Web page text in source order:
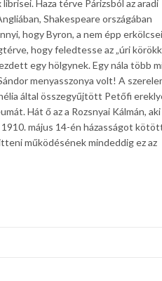
Haza térve Párizsból az aradi
Shakespeare országában
hogy Byron, a nem épp
hogy feledtesse az „úri
egy hölgynek. Egy nála több
menyasszonya volt! A
által összegyűjtött Petőfi
Hát ő az a Rozsnyai Kálmán, aki
május 14-én házasságot
működésének mindeddig ez az